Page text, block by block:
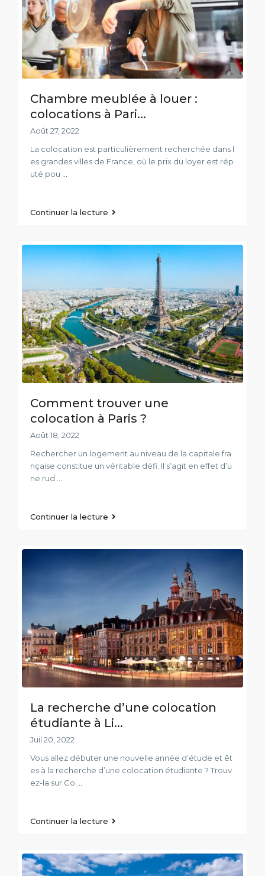
Chambre meublée à louer :
colocations à Pari...
Août 27, 2022
La colocation est particulièrement recherchée dans l
es grandes villes de France, où le prix du loyer est rép
uté pou
Continuer la lecture
Comment trouver une
colocation à Paris ?
Août 18, 2022
Rechercher un logement au niveau de la capitale fra
nçaise constitue un véritable défi. Il s’agit en effet d’u
ne rud
Continuer la lecture
La recherche d’une colocation
étudiante à Li...
Juil 20, 2022
Vous allez débuter une nouvelle année d’étude et êt
es à la recherche d’une colocation étudiante ? Trouv
ez-la sur Co
Continuer la lecture